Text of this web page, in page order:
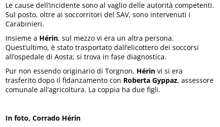
Le cause dell’incidente sono al vaglio delle autorità competenti.
Sul posto, oltre ai soccorritori del SAV, sono intervenuti i
Carabinieri.
Insieme a Hérin, sul mezzo vi era un altra persona.
Quest’ultimo, è stato trasportato dall’elicottero dei soccorsi
all’ospedale di Aosta; si trova in fase diagnostica.
Pur non essendo originario di Torgnon, Hérin vi si era
trasferito dopo il fidanzamento con Roberta Gyppaz, assessore
comunale all’agricoltura. La coppia ha due figli.
In foto, Corrado Hérin